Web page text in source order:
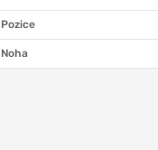
Pozice
Noha